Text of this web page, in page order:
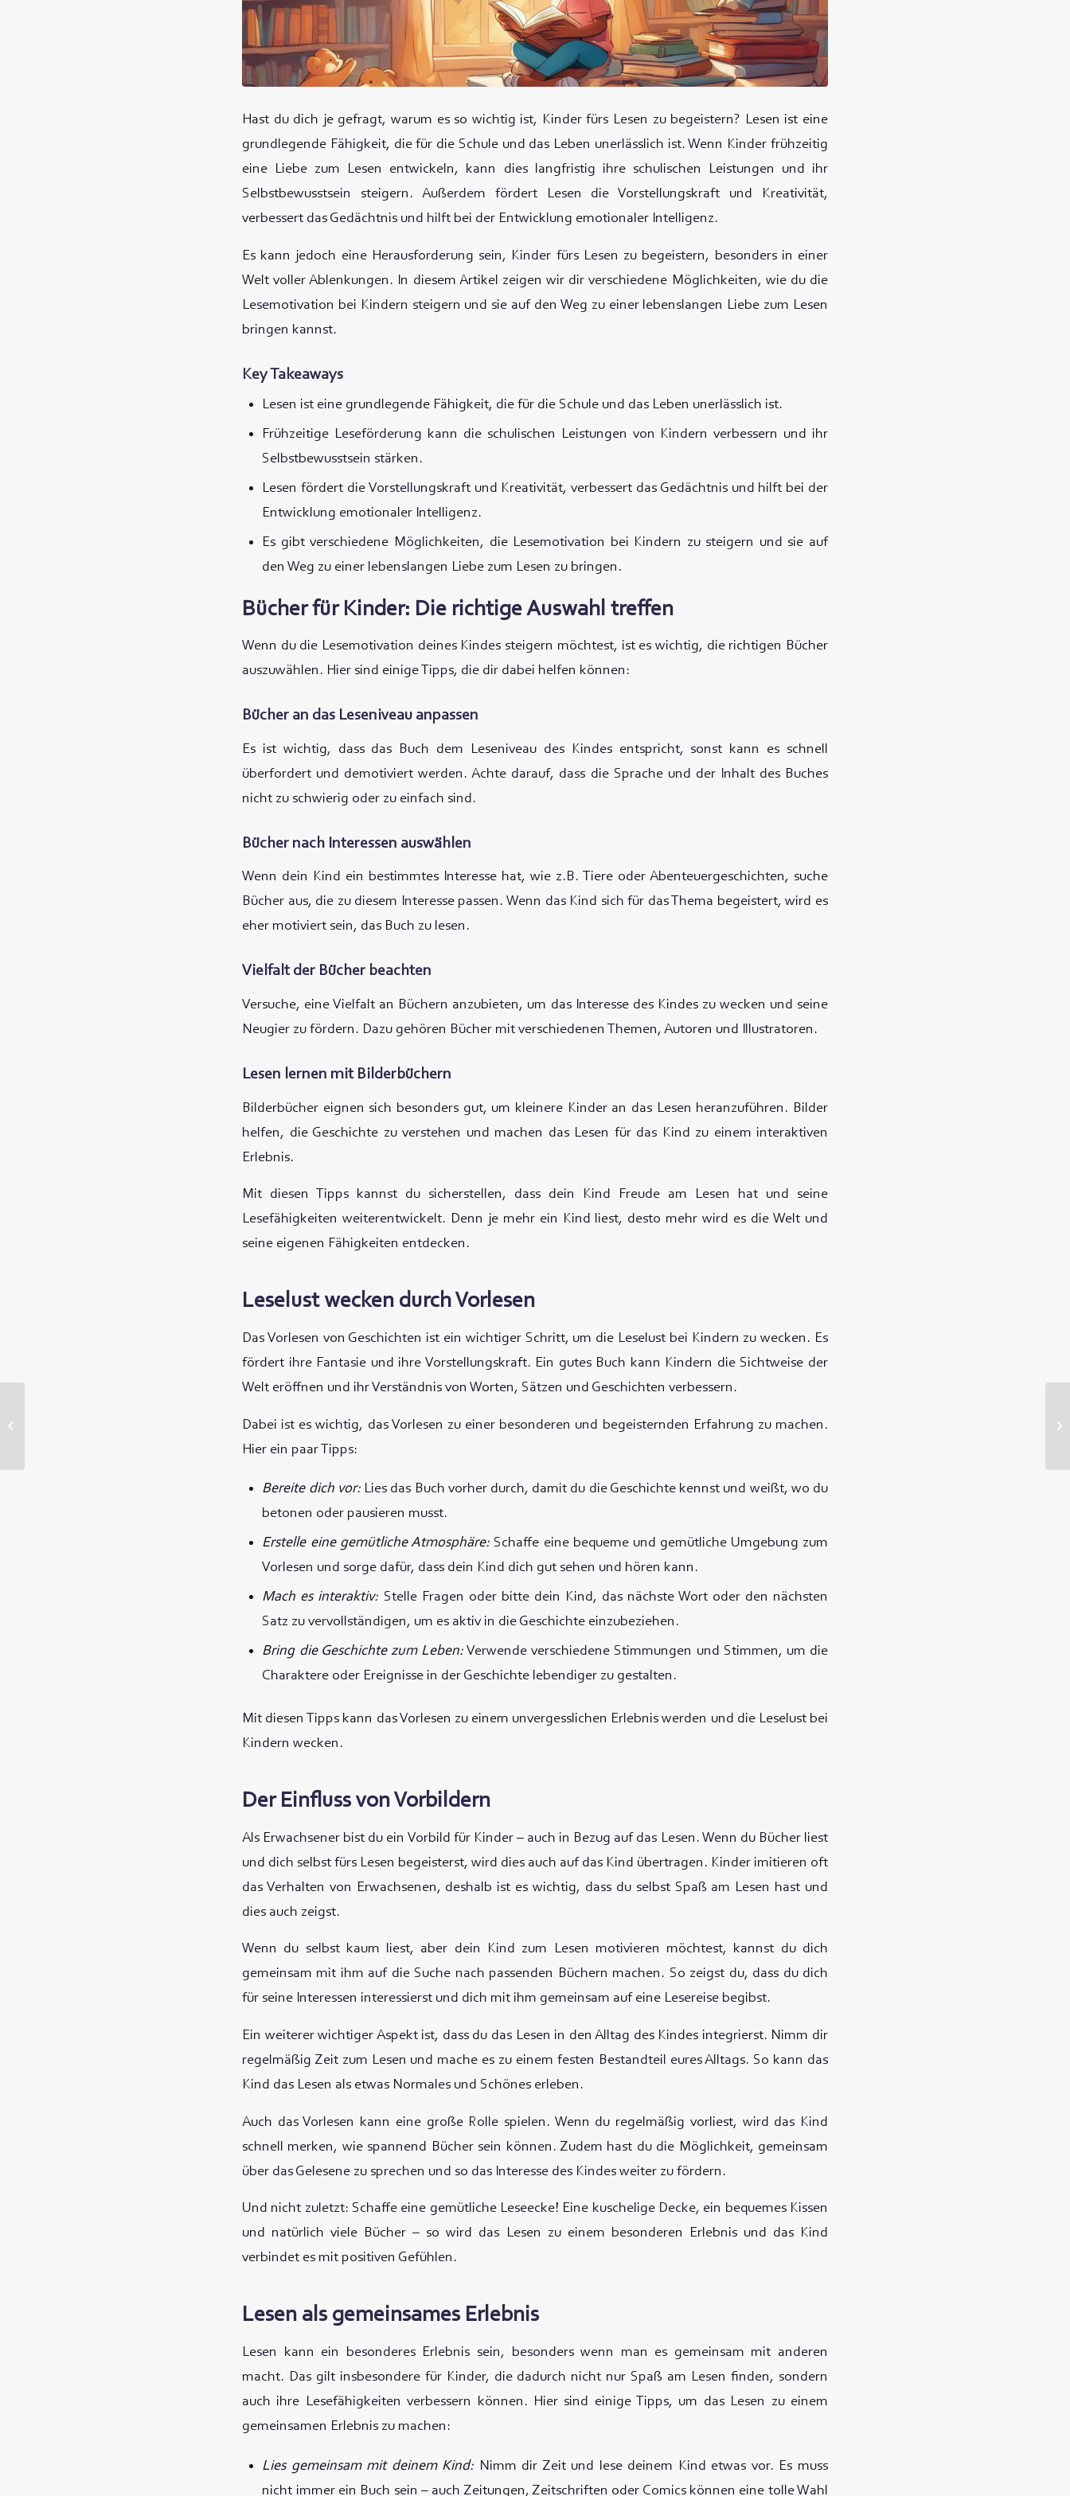
Hast du dich je gefragt, warum es so wichtig ist, Kinder fürs Lesen zu begeistern? Lesen ist eine
grundlegende Fähigkeit, die für die Schule und das Leben unerlässlich ist. Wenn Kinder frühzeitig
eine Liebe zum Lesen entwickeln, kann dies langfristig ihre schulischen Leistungen und ihr
Selbstbewusstsein steigern. Außerdem fördert Lesen die Vorstellungskraft und Kreativität,
verbessert das Gedächtnis und hilft bei der Entwicklung emotionaler Intelligenz.
Es kann jedoch eine Herausforderung sein, Kinder fürs Lesen zu begeistern, besonders in einer
Welt voller Ablenkungen. In diesem Artikel zeigen wir dir verschiedene Möglichkeiten, wie du die
Lesemotivation bei Kindern steigern und sie auf den Weg zu einer lebenslangen Liebe zum Lesen
bringen kannst.
Key Takeaways
Lesen ist eine grundlegende Fähigkeit, die für die Schule und das Leben unerlässlich ist.
Frühzeitige Leseförderung kann die schulischen Leistungen von Kindern verbessern und ihr
Selbstbewusstsein stärken.
Lesen fördert die Vorstellungskraft und Kreativität, verbessert das Gedächtnis und hilft bei der
Entwicklung emotionaler Intelligenz.
Es gibt verschiedene Möglichkeiten, die Lesemotivation bei Kindern zu steigern und sie auf
den Weg zu einer lebenslangen Liebe zum Lesen zu bringen.
Bücher für Kinder: Die richtige Auswahl treffen
Wenn du die Lesemotivation deines Kindes steigern möchtest, ist es wichtig, die richtigen Bücher
auszuwählen. Hier sind einige Tipps, die dir dabei helfen können:
Bücher an das Leseniveau anpassen
Es ist wichtig, dass das Buch dem Leseniveau des Kindes entspricht, sonst kann es schnell
überfordert und demotiviert werden. Achte darauf, dass die Sprache und der Inhalt des Buches
nicht zu schwierig oder zu einfach sind.
Bücher nach Interessen auswählen
Wenn dein Kind ein bestimmtes Interesse hat, wie z.B. Tiere oder Abenteuergeschichten, suche
Bücher aus, die zu diesem Interesse passen. Wenn das Kind sich für das Thema begeistert, wird es
eher motiviert sein, das Buch zu lesen.
Vielfalt der Bücher beachten
Versuche, eine Vielfalt an Büchern anzubieten, um das Interesse des Kindes zu wecken und seine
Neugier zu fördern. Dazu gehören Bücher mit verschiedenen Themen, Autoren und Illustratoren.
Lesen lernen mit Bilderbüchern
Bilderbücher eignen sich besonders gut, um kleinere Kinder an das Lesen heranzuführen. Bilder
helfen, die Geschichte zu verstehen und machen das Lesen für das Kind zu einem interaktiven
Erlebnis.
Mit diesen Tipps kannst du sicherstellen, dass dein Kind Freude am Lesen hat und seine
Lesefähigkeiten weiterentwickelt. Denn je mehr ein Kind liest, desto mehr wird es die Welt und
seine eigenen Fähigkeiten entdecken.
Leselust wecken durch Vorlesen
Das Vorlesen von Geschichten ist ein wichtiger Schritt, um die Leselust bei Kindern zu wecken. Es
fördert ihre Fantasie und ihre Vorstellungskraft. Ein gutes Buch kann Kindern die Sichtweise der
Welt eröffnen und ihr Verständnis von Worten, Sätzen und Geschichten verbessern.
Dabei ist es wichtig, das Vorlesen zu einer besonderen und begeisternden Erfahrung zu machen.
Hier ein paar Tipps:
Bereite dich vor:Lies das Buch vorher durch, damit du die Geschichte kennst und weißt, wo du
betonen oder pausieren musst.
Erstelle eine gemütliche Atmosphäre: Schaffe eine bequeme und gemütliche Umgebung zum
Vorlesen und sorge dafür, dass dein Kind dich gut sehen und hören kann.
Mach es interaktiv: Stelle Fragen oder bitte dein Kind, das nächste Wort oder den nächsten
Satz zu vervollständigen, um es aktiv in die Geschichte einzubeziehen.
Bring die Geschichte zum Leben:Verwende verschiedene Stimmungen und Stimmen, um die
Charaktere oder Ereignisse in der Geschichte lebendiger zu gestalten.
Mit diesen Tipps kann das Vorlesen zu einem unvergesslichen Erlebnis werden und die Leselust bei
Kindern wecken.
Der Einfluss von Vorbildern
Als Erwachsener bist du ein Vorbild für Kinder – auch in Bezug auf das Lesen. Wenn du Bücher liest
und dich selbst fürs Lesen begeisterst, wird dies auch auf das Kind übertragen. Kinder imitieren oft
das Verhalten von Erwachsenen, deshalb ist es wichtig, dass du selbst Spaß am Lesen hast und
dies auch zeigst.
Wenn du selbst kaum liest, aber dein Kind zum Lesen motivieren möchtest, kannst du dich
gemeinsam mit ihm auf die Suche nach passenden Büchern machen. So zeigst du, dass du dich
für seine Interessen interessierst und dich mit ihm gemeinsam auf eine Lesereise begibst.
Ein weiterer wichtiger Aspekt ist, dass du das Lesen in den Alltag des Kindes integrierst. Nimm dir
regelmäßig Zeit zum Lesen und mache es zu einem festen Bestandteil eures Alltags. So kann das
Kind das Lesen als etwas Normales und Schönes erleben.
Auch das Vorlesen kann eine große Rolle spielen. Wenn du regelmäßig vorliest, wird das Kind
schnell merken, wie spannend Bücher sein können. Zudem hast du die Möglichkeit, gemeinsam
über das Gelesene zu sprechen und so das Interesse des Kindes weiter zu fördern.
Und nicht zuletzt: Schaffe eine gemütliche Leseecke! Eine kuschelige Decke, ein bequemes Kissen
und natürlich viele Bücher – so wird das Lesen zu einem besonderen Erlebnis und das Kind
verbindet es mit positiven Gefühlen.
Lesen als gemeinsames Erlebnis
Lesen kann ein besonderes Erlebnis sein, besonders wenn man es gemeinsam mit anderen
macht. Das gilt insbesondere für Kinder, die dadurch nicht nur Spaß am Lesen finden, sondern
auch ihre Lesefähigkeiten verbessern können. Hier sind einige Tipps, um das Lesen zu einem
gemeinsamen Erlebnis zu machen:
Lies gemeinsam mit deinem Kind: Nimm dir Zeit und lese deinem Kind etwas vor. Es muss
nicht immer ein Buch sein – auch Zeitungen, Zeitschriften oder Comics können eine tolle Wahl